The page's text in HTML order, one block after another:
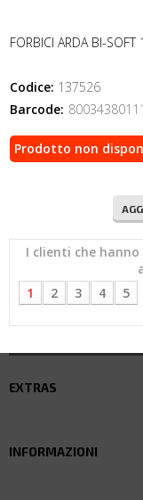
FORBICI ARDA BI-
Codice: 137526
Barcode:
Prodotto non
I clienti che
1
2 3 4 5
EXTRAS
INFORMAZIONI